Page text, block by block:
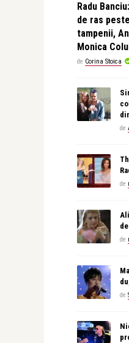
Radu
de ras
tampenii,
Monica
de Corina Stoica
de
de
de
de